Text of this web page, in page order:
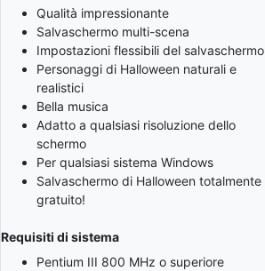
Qualità impressionante
Salvaschermo multi-scena
Impostazioni flessibili del salvaschermo
Personaggi di Halloween naturali e
realistici
Bella musica
Adatto a qualsiasi risoluzione dello
schermo
Per qualsiasi sistema Windows
Salvaschermo di Halloween totalmente
gratuito!
Requisiti di sistema
Pentium III 800 MHz o superiore